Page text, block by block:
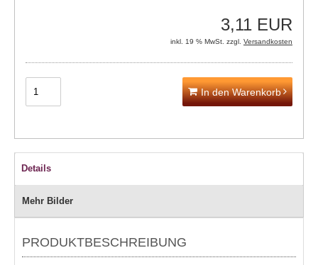
3,11 EUR
inkl. 19 % MwSt. zzgl. Versandkosten
In den Warenkorb
Details
Mehr Bilder
PRODUKTBESCHREIBUNG